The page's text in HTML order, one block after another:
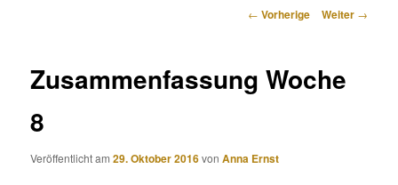
Beitrags-
← Vorherige Weiter →
Zusammenfassung Woche
8
Veröffentlicht am29. Oktober 2016vonAnna Ernst